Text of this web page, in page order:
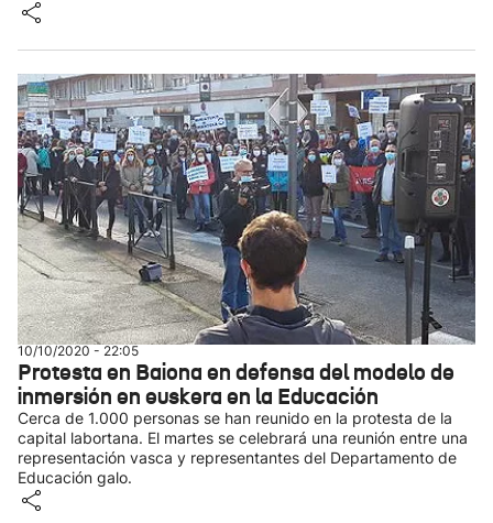
10/10/2020 - 22:05
Protesta en Baiona en defensa del modelo de
inmersión en euskera en la Educación
Cerca de 1.000 personas se han reunido en la protesta de la
capital labortana. El martes se celebrará una reunión entre una
representación vasca y representantes del Departamento de
Educación galo.